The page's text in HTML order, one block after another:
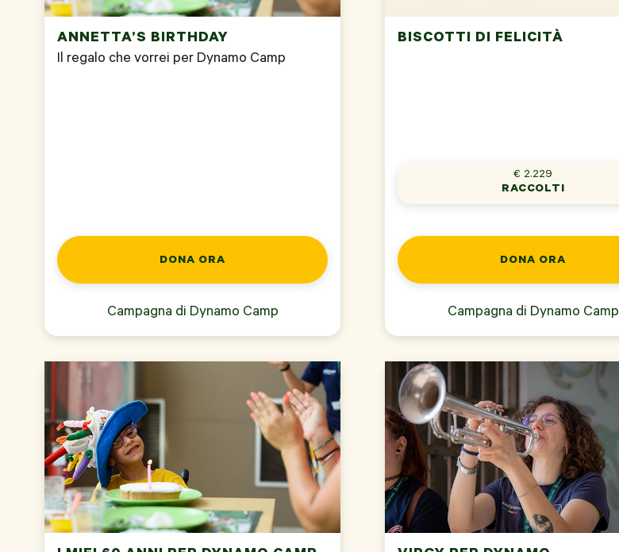
ANNETTA’S BIRTHDAY
Il regalo che vorrei per Dynamo Camp
Campagna di Dynamo Camp
DONA ORA
BISCOTTI DI FELICITÀ
€ 2.229
RACCOLTI
Campagna di Dynamo Camp
DONA ORA